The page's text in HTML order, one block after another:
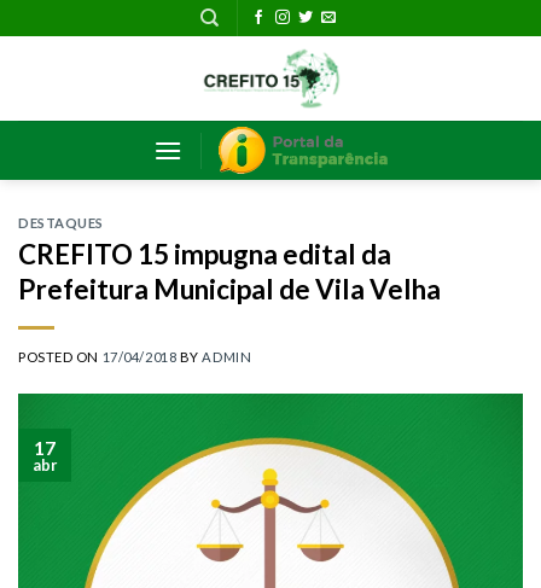
DESTAQUES
CREFITO 15 impugna edital da
Prefeitura Municipal de Vila Velha
POSTED ON 17/04/2018 BY ADMIN
17
abr